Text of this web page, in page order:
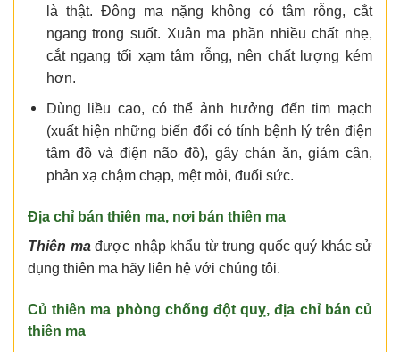
là thật. Đông ma nặng không có tâm rỗng, cắt
ngang trong suốt. Xuân ma phần nhiều chất nhẹ,
cắt ngang tối xạm tâm rỗng, nên chất lượng kém
hơn.
Dùng liều cao, có thể ảnh hưởng đến tim mạch
(xuất hiện những biến đổi có tính bệnh lý trên điện
tâm đồ và điện não đồ), gây chán ăn, giảm cân,
phản xạ chậm chạp, mệt mỏi, đuối sức.
Địa chỉ bán thiên ma, nơi bán thiên ma
Thiên mađược nhập khẩu từ trung quốc quý khác sử
dụng thiên ma hãy liên hệ với chúng tôi.
Củ thiên ma phòng chống đột quỵ, địa chỉ bán củ
thiên ma